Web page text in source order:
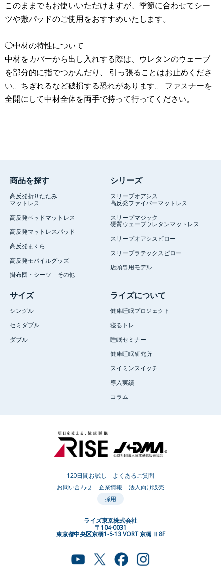
このままでもお使いいただけますが、季節に合わせてシー
ツや敷パッドのご使用をおすすめいたします。
◯中材の特性について
中材をカバーから出し入れする際は、ウレタンのウェーブ
を部分的に指でつかんだり、 引っ張ることはお止めくださ
い。ちぎれるなど破損する恐れがあります。 ファスナーを
全開にして中材全体を両手で持って行ってください。
商品を探す
高反発折りたたみ
マットレス
高反発ベッドマットレス
高反発マットレスパッド
高反発まくら
高反発モバイルグッズ
掛布団・シーツ その他
シリーズ
スリープオアシス
高反発ファイバーマットレス
スリープマジック
硬質ウェーブウレタンマットレス
スリープオアシスピロー
スリープラテックスピロー
店頭専用モデル
サイズ
シングル
セミダブル
ダブル
ライズについて
健康睡眠プロジェクト
寝るトレ
睡眠セミナー
健康睡眠研究所
スイミンスイッチ
導入実績
コラム
120日間お試し
よくあるご質問
お問い合わせ
企業情報
法人向け販売
採用
ライズ東京株式会社
〒104-0031
東京都中央区京橋1-6-13 VORT 京橋 Ⅱ8F